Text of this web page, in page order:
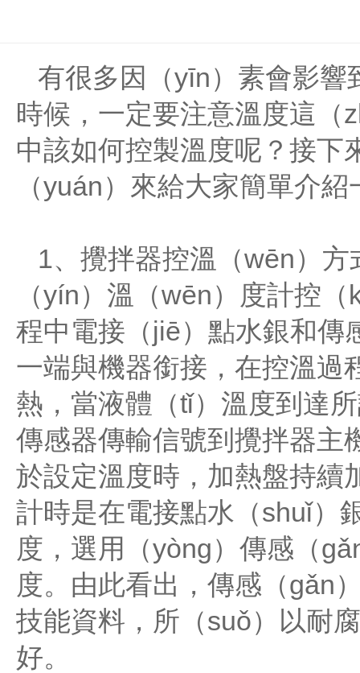
有很多因（yīn）素會影響
時候，一定要注意溫度這（
中該如何控製溫度呢？接下
（yuán）來給大家簡單介
1、攪拌器控溫（wēn）方
（yín）溫（wēn）度計控
程中電接（jiē）點水銀和傳
一端與機器銜接，在控溫過
熱，當液體（tǐ）溫度到達
傳感器傳輸信號到攪拌器主
於設定溫度時，加熱盤持續
計時是在電接點水（shuǐ）
度，選用（yòng）傳感（
度。由此看出，傳感（gǎn
技能資料，所（suǒ）以耐
好。